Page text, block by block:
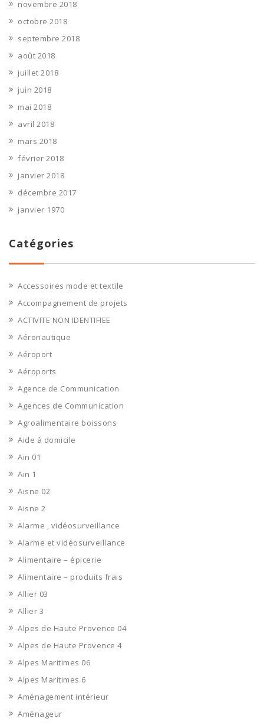
novembre 2018
octobre 2018
septembre 2018
août 2018
juillet 2018
juin 2018
mai 2018
avril 2018
mars 2018
février 2018
janvier 2018
décembre 2017
janvier 1970
Catégories
Accessoires mode et textile
Accompagnement de projets
ACTIVITE NON IDENTIFIEE
Aéronautique
Aéroport
Aéroports
Agence de Communication
Agences de Communication
Agroalimentaire boissons
Aide à domicile
Ain 01
Ain 1
Aisne 02
Aisne 2
Alarme , vidéosurveillance
Alarme et vidéosurveillance
Alimentaire – épicerie
Alimentaire – produits frais
Allier 03
Allier 3
Alpes de Haute Provence 04
Alpes de Haute Provence 4
Alpes Maritimes 06
Alpes Maritimes 6
Aménagement intérieur
Aménageur